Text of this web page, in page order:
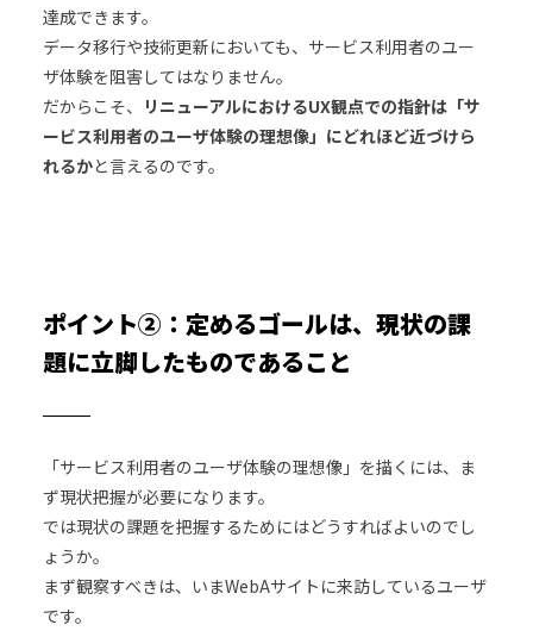
達成できます。
データ移行や技術更新においても、サービス利用者のユー
ザ体験を阻害してはなりません。
だからこそ、
リニューアルにおけるUX観点での指針は「サ
ービス利用者のユーザ体験の理想像」にどれほど近づけら
れるかと言えるのです。
ポイント②：定めるゴールは、現状の課
題に立脚したものであること
「サービス利用者のユーザ体験の理想像」を描くには、ま
ず現状把握が必要になります。
では現状の課題を把握するためにはどうすればよいのでし
ょうか。
まず観察すべきは、いまWebAサイトに来訪しているユーザ
です。